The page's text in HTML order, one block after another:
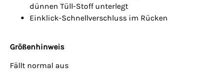
dünnen Tüll-Stoff unterlegt
Einklick-Schnellverschluss im Rücken
Größenhinweis
Fällt normal aus